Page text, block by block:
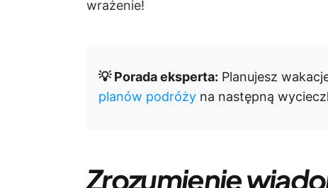
wrażenie!
💡 Porada eksperta: Planujesz
planów podróży na następną
Zrozumienie